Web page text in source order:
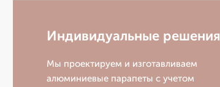
Индивидуальные решения
Мы проектируем и изготавливаем
алюминиевые парапеты с учетом